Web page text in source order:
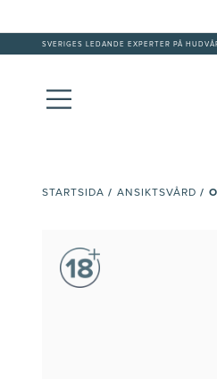
SVERIGES LEDANDE EXPERTER PÅ
STARTSIDA / ANSIKTSVÅRD /